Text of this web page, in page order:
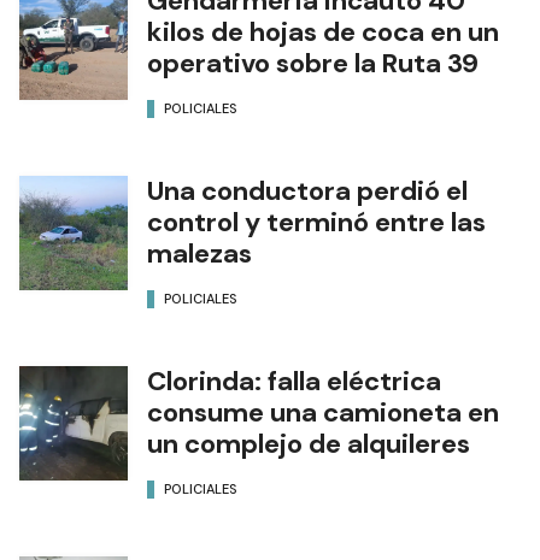
kilos de hojas de coca en un
operativo sobre la Ruta 39
POLICIALES
Una conductora perdió el
control y terminó entre las
malezas
POLICIALES
Clorinda: falla eléctrica
consume una camioneta en
un complejo de alquileres
POLICIALES